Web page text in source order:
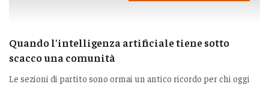
Quando l'intelligenza artificiale tiene sotto
scacco una comunità
Le sezioni di partito sono ormai un antico ricordo per chi oggi